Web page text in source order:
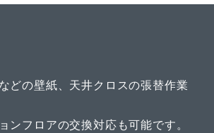
どの壁紙、天井クロスの張替作業
ンフロアの交換対応も可能です。